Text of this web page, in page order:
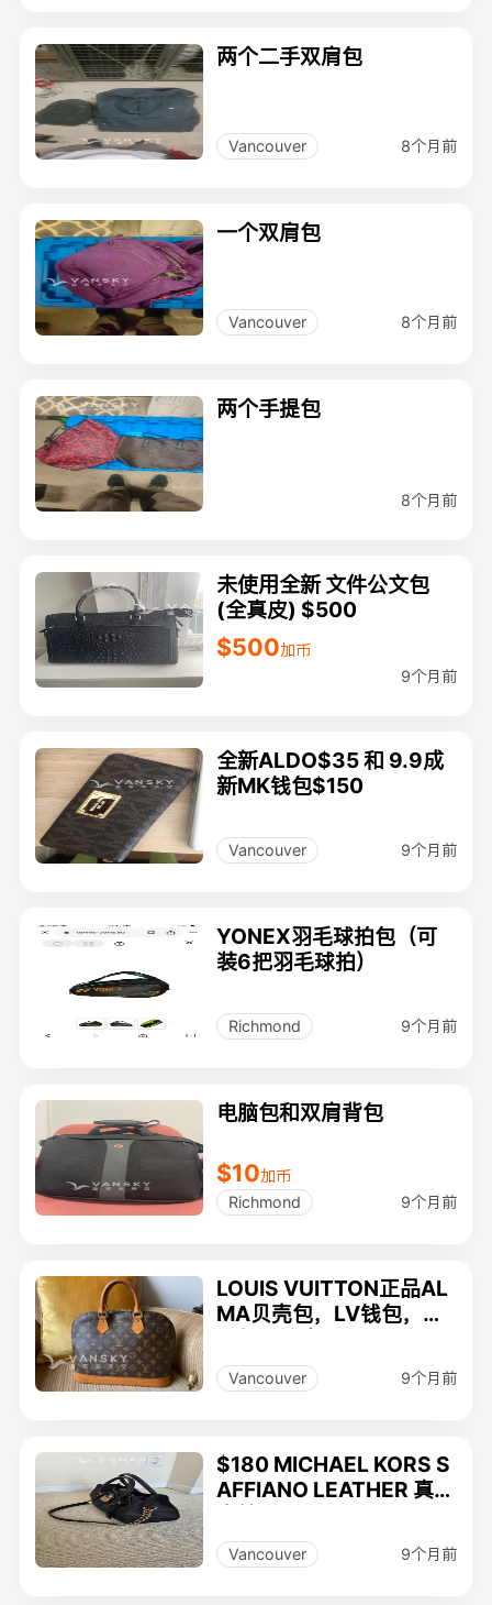
两个二手双肩包
Vancouver 8个月前
一个双肩包
Vancouver 8个月前
两个手提包
8个月前
未使用全新 文件公文包
(全真皮) $500
$500加币
9个月前
全新ALDO$35 和 9.9成
新MK钱包$150
Vancouver 9个月前
YONEX羽毛球拍包（可
装6把羽毛球拍）
Richmond 9个月前
电脑包和双肩背包
$10加币
Richmond
9个月前
LOUIS VUITTON正品AL
MA贝壳包，LV钱包，香
I戒指，PARKER圆珠笔
Vancouver 9个月前
$180 MICHAEL KORS S
AFFIANO LEATHER 真皮
Vancouver 9个月前